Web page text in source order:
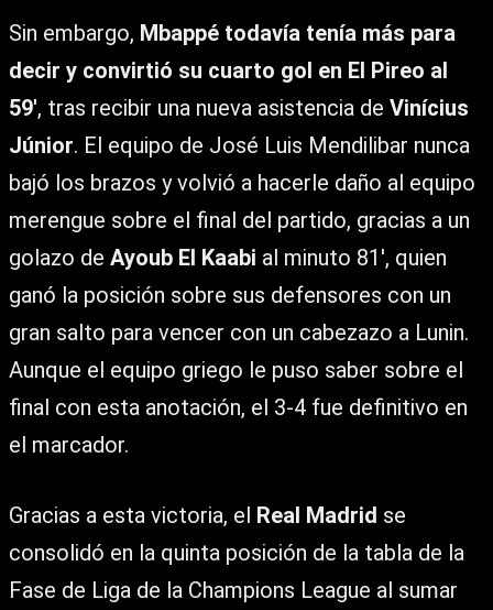
Sin embargo, Mbappé todavía tenía más para
decir y convirtió su cuarto gol en El Pireo al
59′, tras recibir una nueva asistencia de Vinícius
Júnior. El equipo de José Luis Mendilibar nunca
bajó los brazos y volvió a hacerle daño al equipo
merengue sobre el final del partido, gracias a un
golazo de Ayoub El Kaabi al minuto 81′, quien
ganó la posición sobre sus defensores con un
gran salto para vencer con un cabezazo a Lunin.
Aunque el equipo griego le puso saber sobre el
final con esta anotación, el 3-4 fue definitivo en
el marcador.
Gracias a esta victoria, el Real Madrid se
consolidó en la quinta posición de la tabla de la
Fase de Liga de la Champions League al sumar